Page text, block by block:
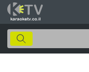
חיפוש
שיר